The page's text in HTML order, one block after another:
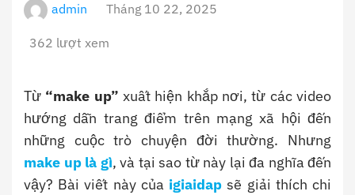
admin Tháng 10 22, 2025
362 lượt xem
Từ “make up” xuất hiện khắp nơi, từ các video
hướng dẫn trang điểm trên mạng xã hội đến
những cuộc trò chuyện đời thường. Nhưng
make up là gì, và tại sao từ này lại đa nghĩa đến
vậy? Bài viết này của igiaidap sẽ giải thích chi